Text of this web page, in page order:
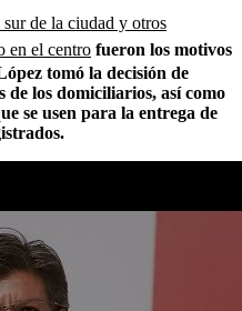
de la ciudad y otros
en el centro fueron los motivos
tomó la decisión de
los domiciliarios, así como
se usen para la entrega de